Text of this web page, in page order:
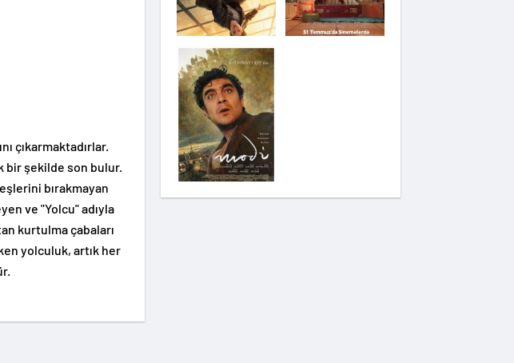
Saplantı
Modi: Deliliğin
Kanadında Üç Gün
Pinokyo: Kanlı Masal
çıkarmaktadırlar.
bir şekilde son bulur.
bırakmayan
ve "Yolcu" adıyla
kurtulma çabaları
yolculuk, artık her